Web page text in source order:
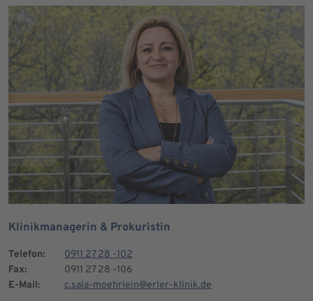
Klinikmanagerin & Prokuristin
Telefon:
0911 27 28 -102
Fax:
0911 27 28 -106
E-Mail:
c.sala-moehrlein@erler-klinik.de